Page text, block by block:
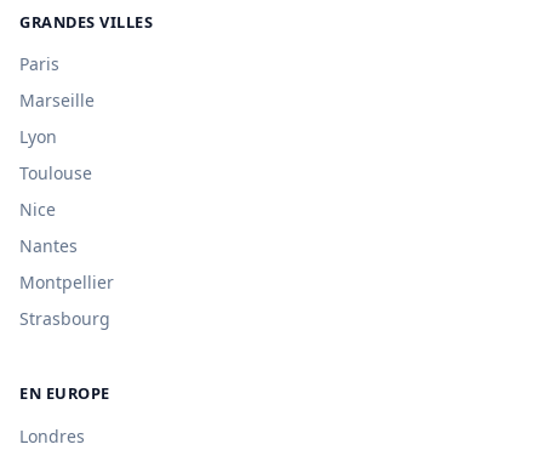
GRANDES VILLES
Paris
Marseille
Lyon
Toulouse
Nice
Nantes
Montpellier
Strasbourg
EN EUROPE
Londres